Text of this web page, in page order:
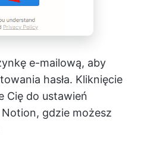
e-mailową, aby
hasła. Kliknięcie
Cię do ustawień
gdzie możesz